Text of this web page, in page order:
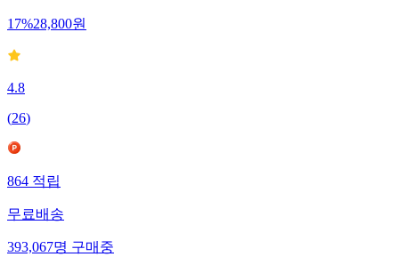
17%28,800원
4.8
(26)
864 적립
무료배송
393,067명 구매중